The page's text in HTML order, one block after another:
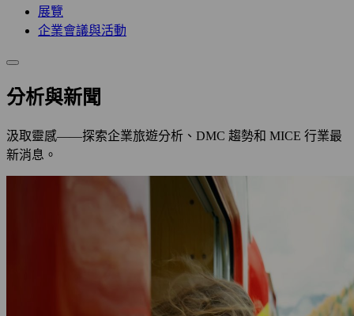
展覽
企業會議與活動
分析與新聞
汲取靈感——探索企業旅遊分析、DMC 趨勢和 MICE 行業最
新消息。